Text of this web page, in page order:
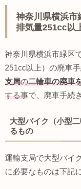
神奈川県横浜市
排気量251cc以
神奈川県横浜市緑区
251cc以上）の廃車手
支局の二輪車の廃車
する事で、廃車手続
大型バイク（小型
るもの
運輸支局で大型バイ
に必要なものは下記